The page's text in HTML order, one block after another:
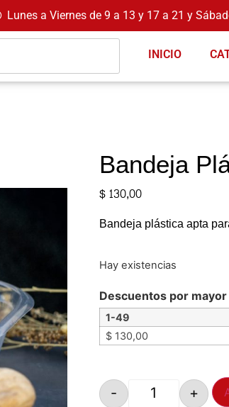
Lunes a Viernes de 9 a 13 y 17 a 21 y
INICIO
Bandeja
$130,00
Bandeja plástica apta
Hay existencias
Descuentos por mayor
1-49
$130,00
- +